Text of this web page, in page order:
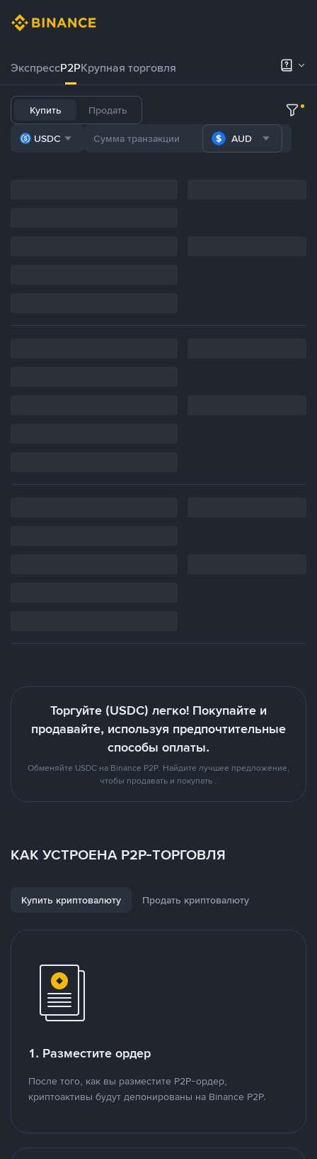
ЭкспрессP2PКрупная торговля
Купить Продать
USDC AUD
Торгуйте (USDC) легко! Покупайте и
продавайте, используя предпочтительные
способы оплаты.
Обменяйте USDC на Binance P2P. Найдите лучшее предложение,
чтобы продавать и покупать .
КАК УСТРОЕНА P2P-ТОРГОВЛЯ
Купить криптовалюту Продать криптовалюту
1. Разместите ордер
После того, как вы разместите P2P-ордер,
криптоактивы будут депонированы на Binance P2P.